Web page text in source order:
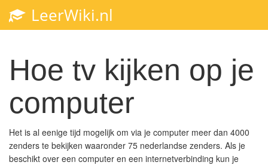
LeerWiki.nl
Hoe tv kijken op je
computer
Het is al eenige tijd mogelijk om via je computer meer dan 4000
zenders te bekijken waaronder 75 nederlandse zenders. Als je
beschikt over een computer en een internetverbinding kun je